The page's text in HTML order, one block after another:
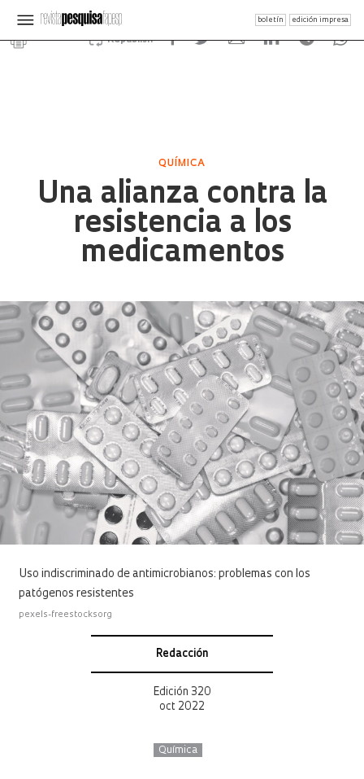
boletín edición impresa
Republish
QUÍMICA
Una alianza contra la
resistencia a los
medicamentos
Uso indiscriminado de antimicrobianos: problemas con los
patógenos resistentes
pexels-freestocksorg
Redacción
Edición 320
oct 2022
Química